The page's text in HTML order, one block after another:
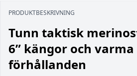
PRODUKTBESKRIVNING
Tunn taktisk
6” kängor och varma
förhållanden